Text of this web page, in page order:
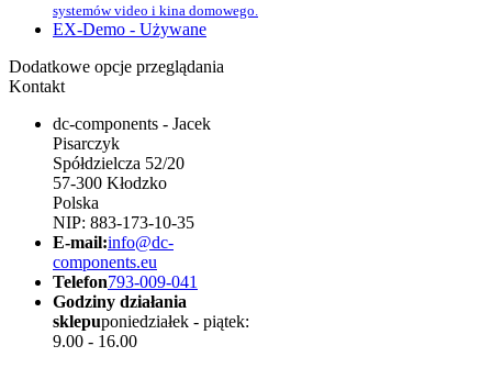
systemów video i kina domowego.
EX-Demo - Używane
Dodatkowe opcje przeglądania
Kontakt
dc-components - Jacek
Pisarczyk
Spółdzielcza 52/20
57-300 Kłodzko
Polska
NIP: 883-173-10-35
E-mail:info@dc-
components.eu
Telefon793-009-041
Godziny działania
sklepuponiedziałek - piątek:
9.00 - 16.00